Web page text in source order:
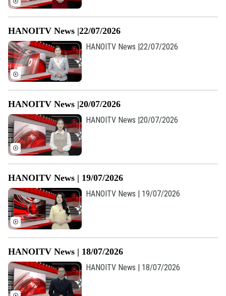
Theo dõi Hà Nội On
HANOITV News |22/07/2026
HANOITV News |22/07/2026
HANOITV News |20/07/2026
HANOITV News |20/07/2026
HANOITV News | 19/07/2026
HANOITV News | 19/07/2026
HANOITV News | 18/07/2026
HANOITV News | 18/07/2026